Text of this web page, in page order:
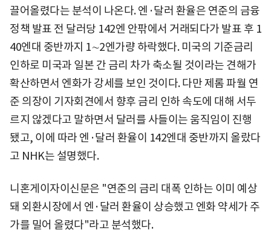
끌어올렸다는 분석이 나온다. 엔·달러 환율은 연준의 금융
정책 발표 전 달러당 142엔 안팎에서 거래되다가 발표 후 1
40엔대 중반까지 1∼2엔가량 하락했다. 미국의 기준금리
인하로 미국과 일본 간 금리 차가 축소될 것이라는 견해가
확산하면서 엔화가 강세를 보인 것이다. 다만 제롬 파월 연
준 의장이 기자회견에서 향후 금리 인하 속도에 대해 서두
르지 않겠다고 말하면서 달러를 사들이는 움직임이 진행
됐고, 이에 따라 엔·달러 환율이 142엔대 중반까지 올랐다
고 NHK는 설명했다.
니혼게이자이신문은 "연준의 금리 대폭 인하는 이미 예상
돼 외환시장에서 엔·달러 환율이 상승했고 엔화 약세가 주
가를 밀어 올렸다"라고 분석했다.